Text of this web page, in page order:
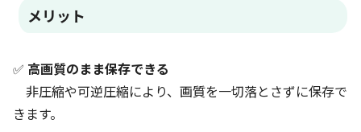
メリット
✅ 高画質のまま保存できる
非圧縮や可逆圧縮により、画質を一切落とさずに保存で
きます。